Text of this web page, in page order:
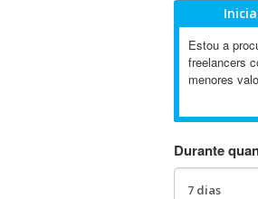
4D Dimension
802.11
A&P
A-GPS
Ab Initio
Estou a
freelancers
menores
Durante